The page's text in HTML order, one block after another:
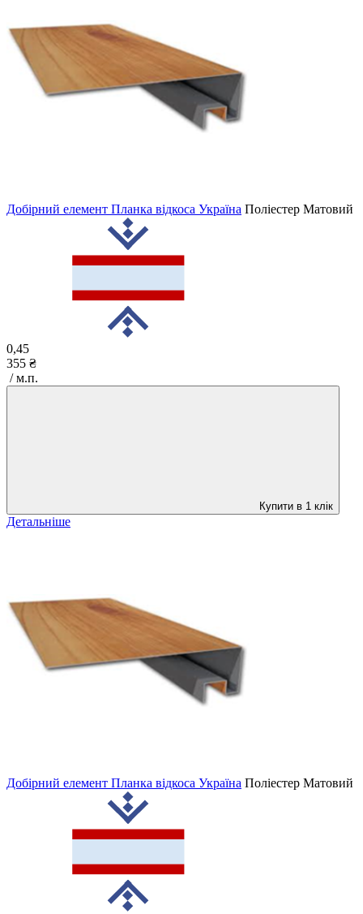
Добірний елемент Планка відкоса Україна Поліестер Матовий
0,45
355 ₴
/ м.п.
Купити в 1 клік
Детальніше
Добірний елемент Планка відкоса Україна Поліестер Матовий